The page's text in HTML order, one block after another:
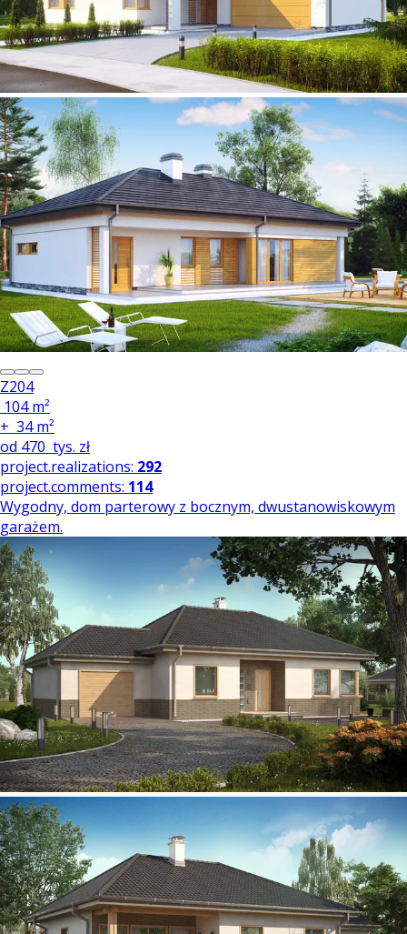
Z204
104 m²
+ 34 m²
od 470 tys. zł
project.realizations: 292
project.comments: 114
Wygodny, dom parterowy z bocznym, dwustanowiskowym
garażem.